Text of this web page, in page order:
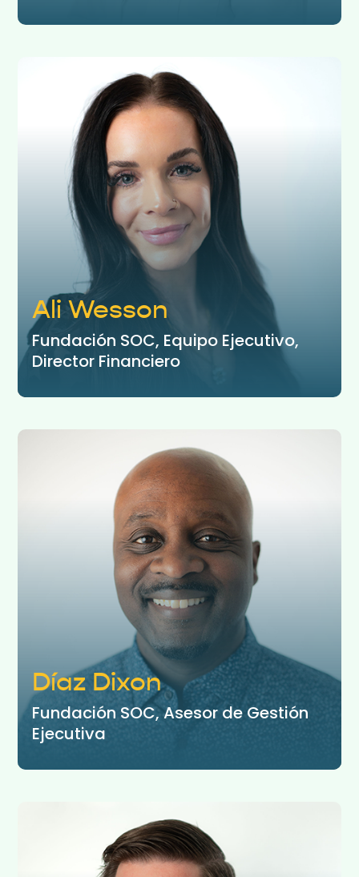
Ali Wesson
Fundación SOC, Equipo Ejecutivo,
Director Financiero
Díaz Dixon
Fundación SOC, Asesor de Gestión
Ejecutiva